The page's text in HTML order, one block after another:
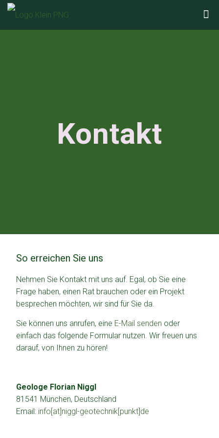
Kontakt
So erreichen Sie uns
Nehmen Sie Kontakt mit uns auf. Egal, ob Sie eine
Frage haben, einen Rat brauchen oder ein Projekt
besprechen möchten, wir sind für Sie da.
Sie können uns anrufen, eine E-Mail senden oder
einfach das folgende Formular nutzen. Wir freuen uns
darauf, von Ihnen zu hören!
Geologe Florian Niggl
81541 München, Deutschland
Email: info[at]niggl-geotechnik[punkt]de